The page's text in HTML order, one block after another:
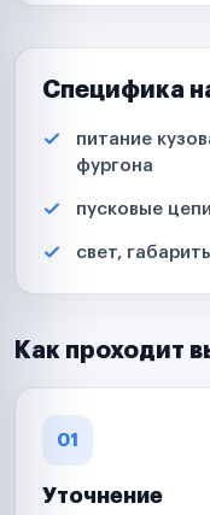
Специфика
питание
фургона
пусковые
свет,
Как проходит
01
Уточнение